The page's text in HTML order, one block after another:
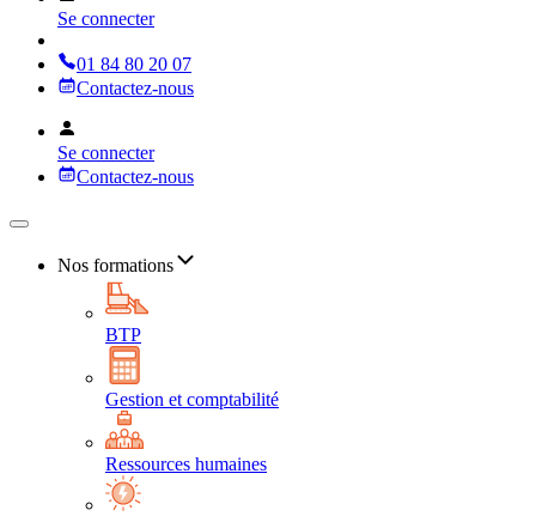
Se connecter
01 84 80 20 07
Contactez-nous
Se connecter
Contactez-nous
Nos formations
BTP
Gestion et comptabilité
Ressources humaines